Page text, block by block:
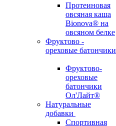
Протеиновая
овсяная каша
Bionova® на
овсяном белке
Фруктово -
ореховые батончики
Фруктово-
ореховые
батончики
Ол'Лайт®
Натуральные
добавки
Спортивная